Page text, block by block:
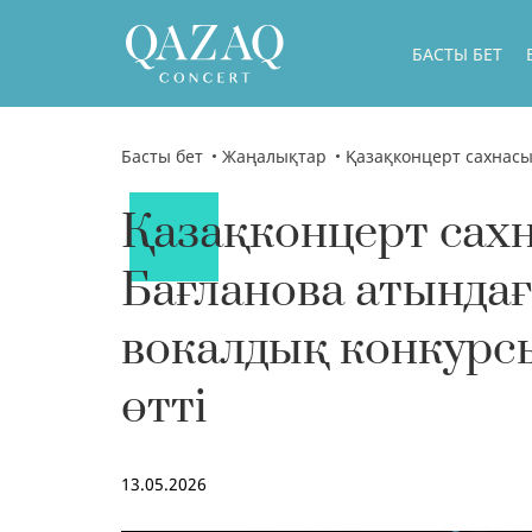
БАСТЫ БЕТ
Басты бет
Жаңалықтар Қазақконцерт сахнасында Роза Бағланова
Қазақконцерт
Бағланова
вокалдық
өтті
13.05.2026